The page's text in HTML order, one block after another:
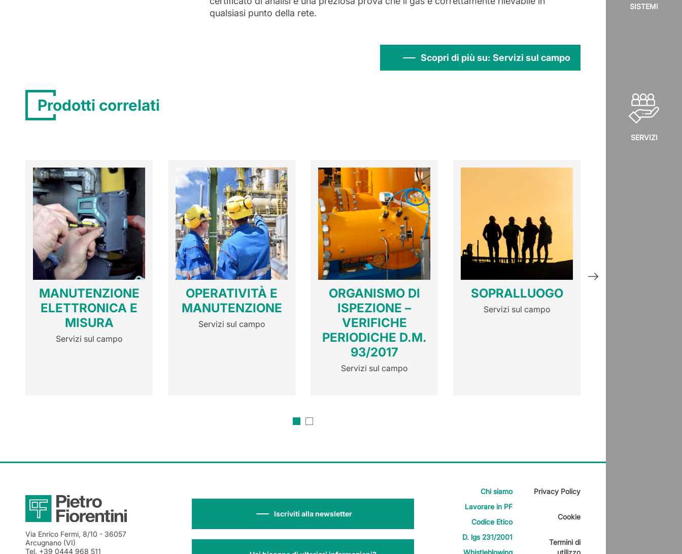
SISTEMI
SERVIZI
qualsiasi punto della rete.
Scopri di più su: Servizi sul campo
Prodotti correlati
MANUTENZIONE
ELETTRONICA E
MISURA
Servizi sul campo
OPERATIVITÀ E
MANUTENZIONE
Servizi sul campo
ORGANISMO DI
ISPEZIONE –
VERIFICHE
PERIODICHE D.M.
93/2017
Servizi sul campo
SOPRALLUOGO
Servizi sul campo
Via Enrico Fermi, 8/10 - 36057
Arcugnano (VI)
Tel. +39 0444 968 511
Iscriviti alla newsletter
Chi siamo
Lavorare in PF
Codice Etico
D. lgs 231/2001
Whistleblowing
Privacy Policy
Cookie
Termini di
utilizzo